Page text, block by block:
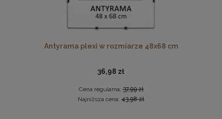
Antyrama plexi w rozmiarze 48x68 cm
36,98 zł
Cena regularna:37,99 zł
Najniższa cena: 43,98 zł